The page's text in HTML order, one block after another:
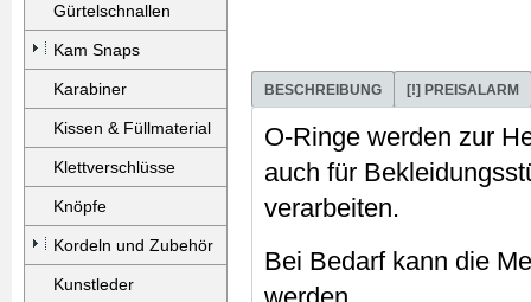
Gürtelschnallen
Kam Snaps
Karabiner
Kissen & Füllmaterial
Klettverschlüsse
Knöpfe
Kordeln und Zubehör
Kunstleder
BESCHREIBUNG [!] PREISALARM
O-Ringe werden zur
auch für
verarbeiten.
Bei Bedarf kann die